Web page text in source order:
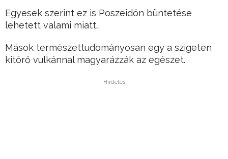
Egyesek szerint ez is Poszeidón büntetése
lehetett valami miatt…
Mások természettudományosan egy a szigeten
kitörő vulkánnal magyarázzák az egészet.
Hirdetés